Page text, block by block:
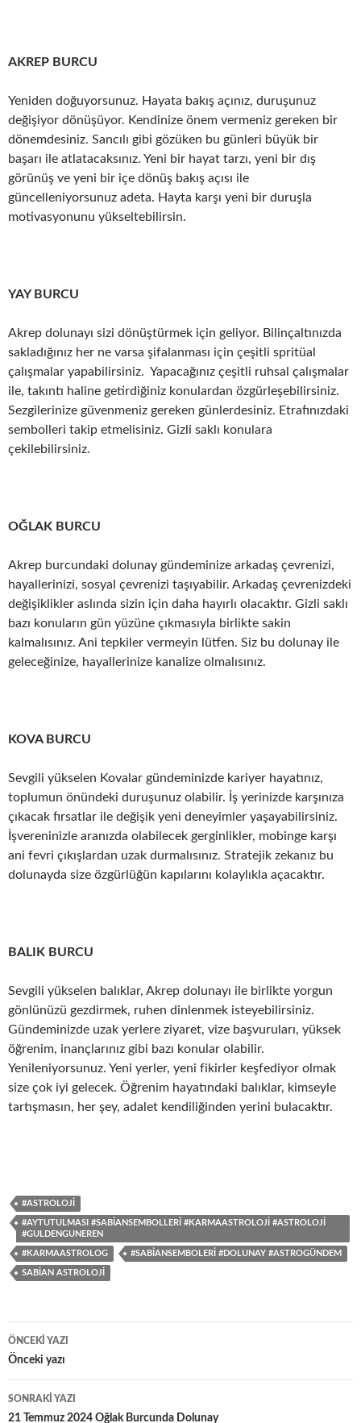
AKREP BURCU
Yeniden doğuyorsunuz. Hayata bakış açınız, duruşunuz
değişiyor dönüşüyor. Kendinize önem vermeniz gereken bir
dönemdesiniz. Sancılı gibi gözüken bu günleri büyük bir
başarı ile atlatacaksınız. Yeni bir hayat tarzı, yeni bir dış
görünüş ve yeni bir içe dönüş bakış açısı ile
güncelleniyorsunuz adeta. Hayta karşı yeni bir duruşla
motivasyonunu yükseltebilirsin.
YAY BURCU
Akrep dolunayı sizi dönüştürmek için geliyor. Bilinçaltınızda
sakladığınız her ne varsa şifalanması için çeşitli spritüal
çalışmalar yapabilirsiniz. Yapacağınız çeşitli ruhsal çalışmalar
ile, takıntı haline getirdiğiniz konulardan özgürleşebilirsiniz.
Sezgilerinize güvenmeniz gereken günlerdesiniz. Etrafınızdaki
sembolleri takip etmelisiniz. Gizli saklı konulara
çekilebilirsiniz.
OĞLAK BURCU
Akrep burcundaki dolunay gündeminize arkadaş çevrenizi,
hayallerinizi, sosyal çevrenizi taşıyabilir. Arkadaş çevrenizdeki
değişiklikler aslında sizin için daha hayırlı olacaktır. Gizli saklı
bazı konuların gün yüzüne çıkmasıyla birlikte sakin
kalmalısınız. Ani tepkiler vermeyin lütfen. Siz bu dolunay ile
geleceğinize, hayallerinize kanalize olmalısınız.
KOVA BURCU
Sevgili yükselen Kovalar gündeminizde kariyer hayatınız,
toplumun önündeki duruşunuz olabilir. İş yerinizde karşınıza
çıkacak fırsatlar ile değişik yeni deneyimler yaşayabilirsiniz.
İşvereninizle aranızda olabilecek gerginlikler, mobinge karşı
ani fevri çıkışlardan uzak durmalısınız. Stratejik zekanız bu
dolunayda size özgürlüğün kapılarını kolaylıkla açacaktır.
BALIK BURCU
Sevgili yükselen balıklar, Akrep dolunayı ile birlikte yorgun
gönlünüzü gezdirmek, ruhen dinlenmek isteyebilirsiniz.
Gündeminizde uzak yerlere ziyaret, vize başvuruları, yüksek
öğrenim, inançlarınız gibi bazı konular olabilir.
Yenileniyorsunuz. Yeni yerler, yeni fikirler keşfediyor olmak
size çok iyi gelecek. Öğrenim hayatındaki balıklar, kimseyle
tartışmasın, her şey, adalet kendiliğinden yerini bulacaktır.
#ASTROLOJI
#AYTUTULMASI #SABIANSEMBOLLERI #KARMAASTROLOJI #ASTROLOJI
#GULDENGUNEREN
#KARMAASTROLOG #SABIANSEMBOLERI #DOLUNAY #ASTROGÜNDEM
SABIAN ASTROLOJI
Yazı
dolaşımı
ÖNCEKI YAZI
Önceki yazı
SONRAKI YAZI
21 Temmuz 2024 Oğlak Burcunda Dolunay